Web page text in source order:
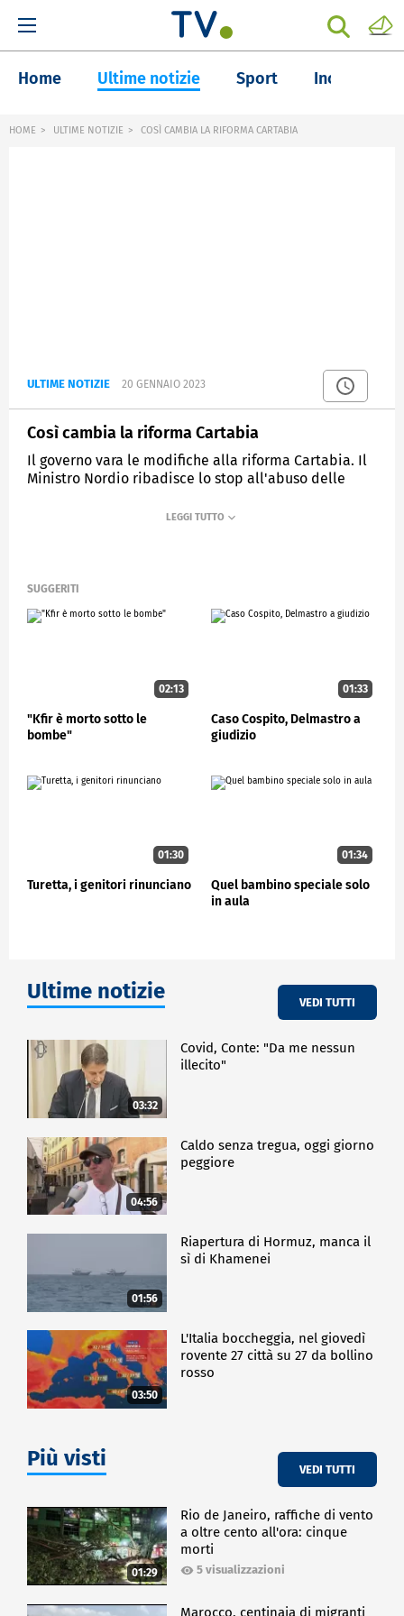
Home Ultime notizie Sport Inchieste
HOME ULTIME NOTIZIE COSÌ CAMBIA LA RIFORMA CARTABIA
ULTIME NOTIZIE 20 GENNAIO 2023
Così cambia la riforma Cartabia
Il governo vara le modifiche alla riforma Cartabia. Il
Ministro Nordio ribadisce lo stop all'abuso delle
SUGGERITI
02:13
"Kfir è morto sotto le
bombe"
01:33
Caso Cospito, Delmastro a
giudizio
01:30
Turetta, i genitori rinunciano
01:34
Quel bambino speciale solo
in aula
Ultime notizie VEDI TUTTI
03:32
Covid, Conte: "Da me nessun
illecito"
04:56
Caldo senza tregua, oggi giorno
peggiore
01:56
Riapertura di Hormuz, manca il
sì di Khamenei
03:50
L'Italia boccheggia, nel giovedì
rovente 27 città su 27 da bollino
rosso
Più visti VEDI TUTTI
01:29
Rio de Janeiro, raffiche di vento
a oltre cento all'ora: cinque
morti
5 visualizzazioni
Marocco, centinaia di migranti